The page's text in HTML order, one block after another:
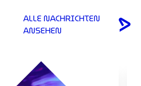
ALLE NACHRICHTEN
ANSEHEN